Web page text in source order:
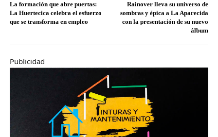
La formación que abre puertas:
La Huertecica celebra el esfuerzo
que se transforma en empleo
Rainover lleva su universo de
sombras y épica a La Aparecida
con la presentación de su nuevo
álbum
Publicidad